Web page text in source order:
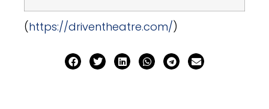
(https://driventheatre.com/)